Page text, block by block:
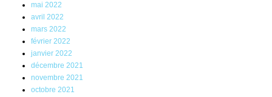
mai 2022
avril 2022
mars 2022
février 2022
janvier 2022
décembre 2021
novembre 2021
octobre 2021